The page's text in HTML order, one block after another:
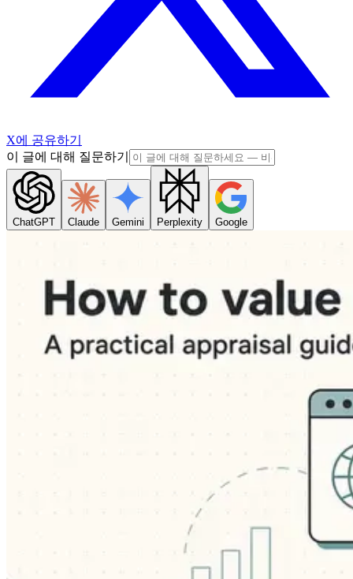
X에 공유하기
이 글에 대해 질문하기
ChatGPT Claude Gemini Perplexity Google